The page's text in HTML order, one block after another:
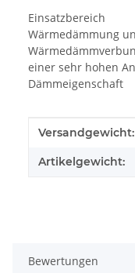
Einsatzbereich
Wärmedämmung
einer sehr hohen
Dämmeigenschaft
Wert
Versandgewicht:
Artikelgewicht:
Bewertungen